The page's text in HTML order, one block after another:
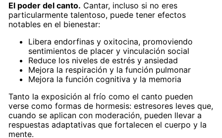
El poder del canto. Cantar, incluso si no eres
particularmente talentoso, puede tener efectos
notables en el bienestar:
Libera endorfinas y oxitocina, promoviendo
sentimientos de placer y vinculación social
Reduce los niveles de estrés y ansiedad
Mejora la respiración y la función pulmonar
Mejora la función cognitiva y la memoria
Tanto la exposición al frío como el canto pueden
verse como formas de hormesis: estresores leves que,
cuando se aplican con moderación, pueden llevar a
respuestas adaptativas que fortalecen el cuerpo y la
mente.